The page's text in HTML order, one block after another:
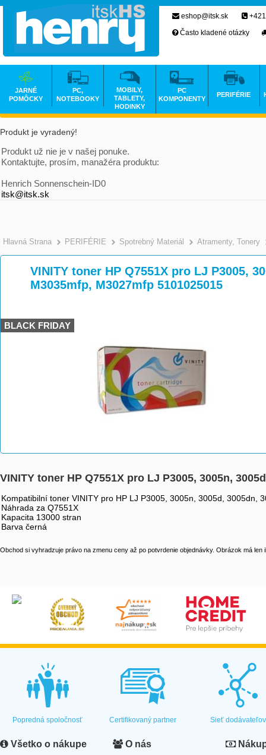
Produkt je vyradený!
Produkt už nie je v našej ponuke.
Kontaktujte, prosím, manažéra produktu:
Henrich Sonnenschein-ID0
itsk@itsk.sk
Hlavná Strana >
PERIFÉRIE >
Spotrebný Materiál >
Atramenty, Tonery
VINITY toner HP Q7551X pro LJ P3005,
M3035mfp, M3027mfp 5101025015
BLACK FRIDAY
VINITY toner HP Q7551X pro LJ P3005, 3005n,
Kompatibilní toner VINITY pro HP LJ P3005, 3005n, 3005d, 3005dn,
Náhrada za Q7551X
Kapacita 13000 stran
Barva černá
Obchod si vyhradzuje právo na zmenu ceny až po potvrdenie objednávky. Obrázok má len
eshop@itsk.sk
Často kladené otázky
JARNÉ
POMÔCKY
PC,
NOTEBOOKY
MOBILY,
TABLETY,
HODINKY
PC
KOMPONENTY
PERIFÉRIE
Popredná spoločnosť Certifikovaný partner Sieť dodávateľov
Všetko o nákupe O nás